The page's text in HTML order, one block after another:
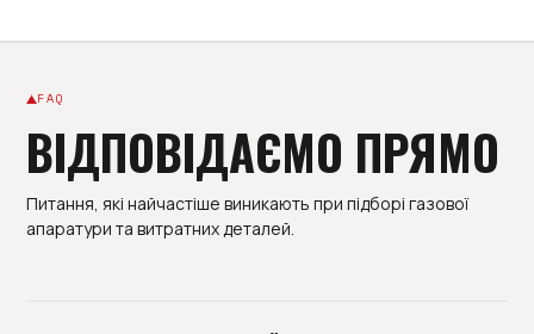
FAQ
ВІДПОВІДАЄМО ПРЯМО
Питання, які найчастіше виникають при підборі газової
апаратури та витратних деталей.